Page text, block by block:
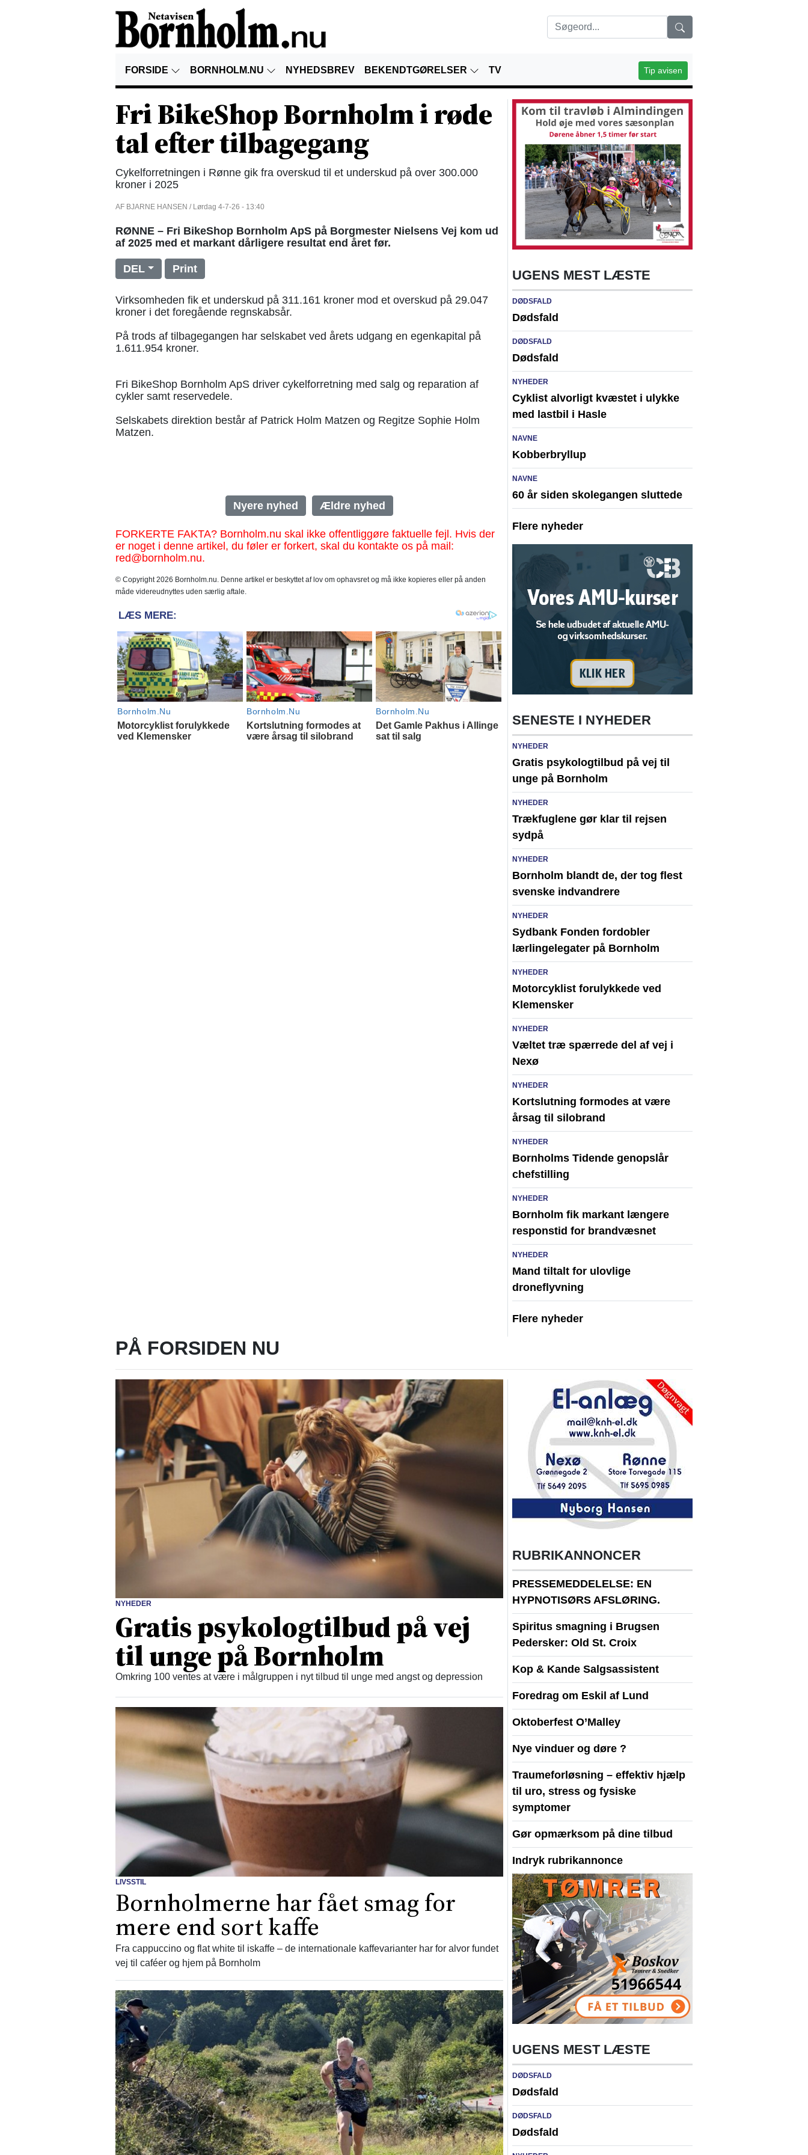
FORSIDE BORNHOLM.NU NYHEDSBREV BEKENDTGØRELSER TV Tip avisen
Fri BikeShop Bornholm i røde
tal efter tilbagegang
Cykelforretningen i Rønne gik fra overskud til et underskud på over 300.000
kroner i 2025
AF BJARNE HANSEN / Lørdag 4-7-26 - 13:40
RØNNE – Fri BikeShop Bornholm ApS på Borgmester Nielsens Vej kom ud
af 2025 med et markant dårligere resultat end året før.
DEL Print
Virksomheden fik et underskud på 311.161 kroner mod et overskud på 29.047
kroner i det foregående regnskabsår.
På trods af tilbagegangen har selskabet ved årets udgang en egenkapital på
1.611.954 kroner.
Fri BikeShop Bornholm ApS driver cykelforretning med salg og reparation af
cykler samt reservedele.
Selskabets direktion består af Patrick Holm Matzen og Regitze Sophie Holm
Matzen.
Nyere nyhed Ældre nyhed
FORKERTE FAKTA? Bornholm.nu skal ikke offentliggøre faktuelle fejl. Hvis der
er noget i denne artikel, du føler er forkert, skal du kontakte os på mail:
red@bornholm.nu.
© Copyright 2026 Bornholm.nu. Denne artikel er beskyttet af lov om ophavsret og må ikke kopieres eller på anden
måde videreudnyttes uden særlig aftale.
UGENS MEST LÆSTE
DØDSFALD
Dødsfald
DØDSFALD
Dødsfald
NYHEDER
Cyklist alvorligt kvæstet i ulykke
med lastbil i Hasle
NAVNE
Kobberbryllup
NAVNE
60 år siden skolegangen sluttede
Flere nyheder
SENESTE I NYHEDER
NYHEDER
Gratis psykologtilbud på vej til
unge på Bornholm
NYHEDER
Trækfuglene gør klar til rejsen
sydpå
NYHEDER
Bornholm blandt de, der tog flest
svenske indvandrere
NYHEDER
Sydbank Fonden fordobler
lærlingelegater på Bornholm
NYHEDER
Motorcyklist forulykkede ved
Klemensker
NYHEDER
Væltet træ spærrede del af vej i
Nexø
NYHEDER
Kortslutning formodes at være
årsag til silobrand
NYHEDER
Bornholms Tidende genopslår
chefstilling
NYHEDER
Bornholm fik markant længere
responstid for brandvæsnet
NYHEDER
Mand tiltalt for ulovlige
droneflyvning
Flere nyheder
PÅ FORSIDEN NU
NYHEDER
Gratis psykologtilbud på vej
til unge på Bornholm
Omkring 100 ventes at være i målgruppen i nyt tilbud til unge med angst og depression
LIVSSTIL
Bornholmerne har fået smag for
mere end sort kaffe
Fra cappuccino og flat white til iskaffe – de internationale kaffevarianter har for alvor fundet
vej til caféer og hjem på Bornholm
RUBRIKANNONCER
PRESSEMEDDELELSE: EN
HYPNOTISØRS AFSLØRING.
Spiritus smagning i Brugsen
Pedersker: Old St. Croix
Kop & Kande Salgsassistent
Foredrag om Eskil af Lund
Oktoberfest O’Malley
Nye vinduer og døre ?
Traumeforløsning – effektiv hjælp
til uro, stress og fysiske
symptomer
Gør opmærksom på dine tilbud
Indryk rubrikannonce
UGENS MEST LÆSTE
DØDSFALD
Dødsfald
DØDSFALD
Dødsfald